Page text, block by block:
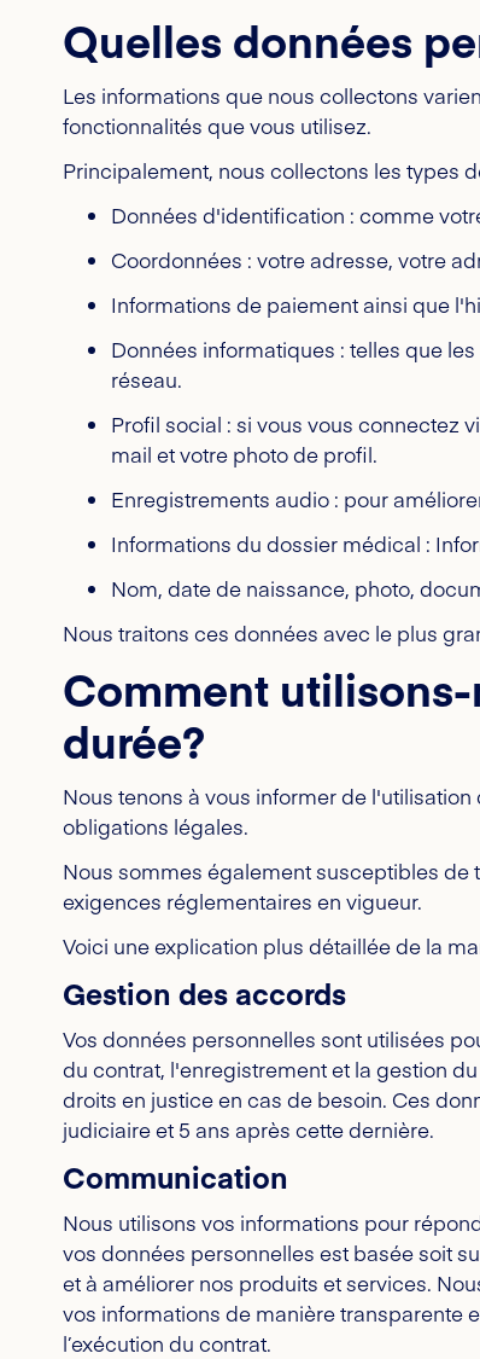
Quelles données
Les informations que nous collectons
fonctionnalités que vous utilisez.
Principalement, nous collectons les types
Données d'identification : comme
Coordonnées : votre adresse, votre
Informations de paiement ainsi que
Données informatiques : telles que
réseau.
Profil social : si vous vous connectez
mail et votre photo de profil.
Enregistrements audio : pour
Informations du dossier médical :
Nom, date de naissance, photo,
Nous traitons ces données avec le plus
Comment
durée?
Nous tenons à vous informer de
obligations légales.
Nous sommes également susceptibles de
exigences réglementaires en vigueur.
Voici une explication plus détaillée de la
Gestion des accords
Vos données personnelles sont utilisées
du contrat, l'enregistrement et la gestion
droits en justice en cas de besoin. Ces
judiciaire et 5 ans après cette dernière.
Communication
Nous utilisons vos informations pour
vos données personnelles est basée soit
et à améliorer nos produits et services.
vos informations de manière transparente
l’exécution du contrat.